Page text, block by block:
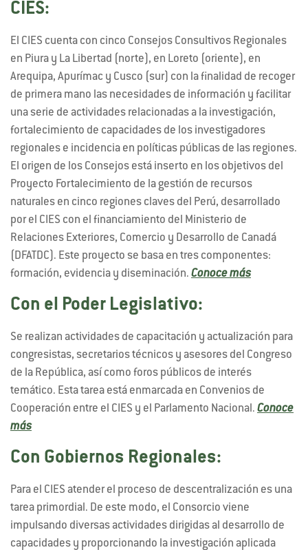
CIES:
El CIES cuenta con cinco Consejos Consultivos Regionales
en Piura y La Libertad (norte), en Loreto (oriente), en
Arequipa, Apurímac y Cusco (sur) con la finalidad de recoger
de primera mano las necesidades de información y facilitar
una serie de actividades relacionadas a la investigación,
fortalecimiento de capacidades de los investigadores
regionales e incidencia en políticas públicas de las regiones.
El origen de los Consejos está inserto en los objetivos del
Proyecto Fortalecimiento de la gestión de recursos
naturales en cinco regiones claves del Perú, desarrollado
por el CIES con el financiamiento del Ministerio de
Relaciones Exteriores, Comercio y Desarrollo de Canadá
(DFATDC). Este proyecto se basa en tres componentes:
formación, evidencia y diseminación. Conoce más
Con el Poder Legislativo:
Se realizan actividades de capacitación y actualización para
congresistas, secretarios técnicos y asesores del Congreso
de la República, así como foros públicos de interés
temático. Esta tarea está enmarcada en Convenios de
Cooperación entre el CIES y el Parlamento Nacional. Conoce
más
Con Gobiernos Regionales:
Para el CIES atender el proceso de descentralización es una
tarea primordial. De este modo, el Consorcio viene
impulsando diversas actividades dirigidas al desarrollo de
capacidades y proporcionando la investigación aplicada